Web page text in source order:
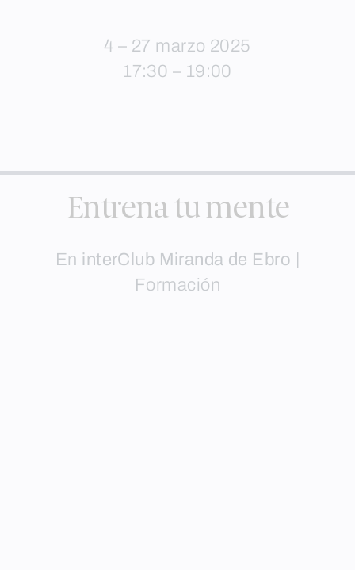
4 – 27 marzo 2025
17:30 – 19:00
Entrena tu mente
En interClub Miranda de Ebro
Formación